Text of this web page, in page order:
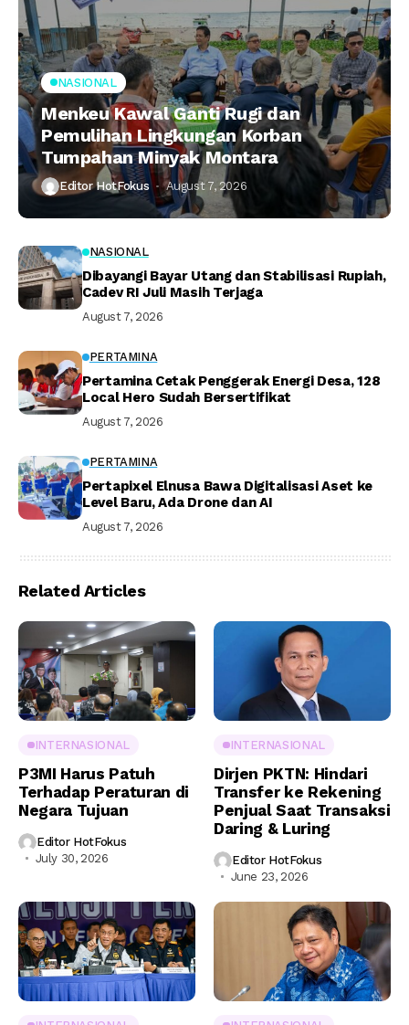
NASIONAL
Menkeu Kawal Ganti Rugi dan
Pemulihan Lingkungan Korban
Tumpahan Minyak Montara
Editor HotFokus August 7, 2026
NASIONAL
Dibayangi Bayar Utang dan Stabilisasi Rupiah,
Cadev RI Juli Masih Terjaga
August 7, 2026
PERTAMINA
Pertamina Cetak Penggerak Energi Desa, 128
Local Hero Sudah Bersertifikat
August 7, 2026
PERTAMINA
Pertapixel Elnusa Bawa Digitalisasi Aset ke
Level Baru, Ada Drone dan AI
August 7, 2026
Related Articles
INTERNASIONAL
P3MI Harus Patuh
Terhadap Peraturan di
Negara Tujuan
Editor HotFokus
July 30, 2026
INTERNASIONAL
Dirjen PKTN: Hindari
Transfer ke Rekening
Penjual Saat Transaksi
Daring & Luring
Editor HotFokus
June 23, 2026